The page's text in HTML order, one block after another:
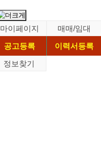
마이페이지
매매/임대
공고등록
이력서등록
정보찾기